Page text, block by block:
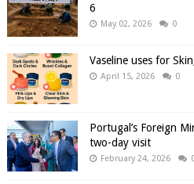
6
May 02, 2026 0
Vaseline uses for
April 15, 2026 0
Portugal’s Foreign
two-day visit
February 24, 2026